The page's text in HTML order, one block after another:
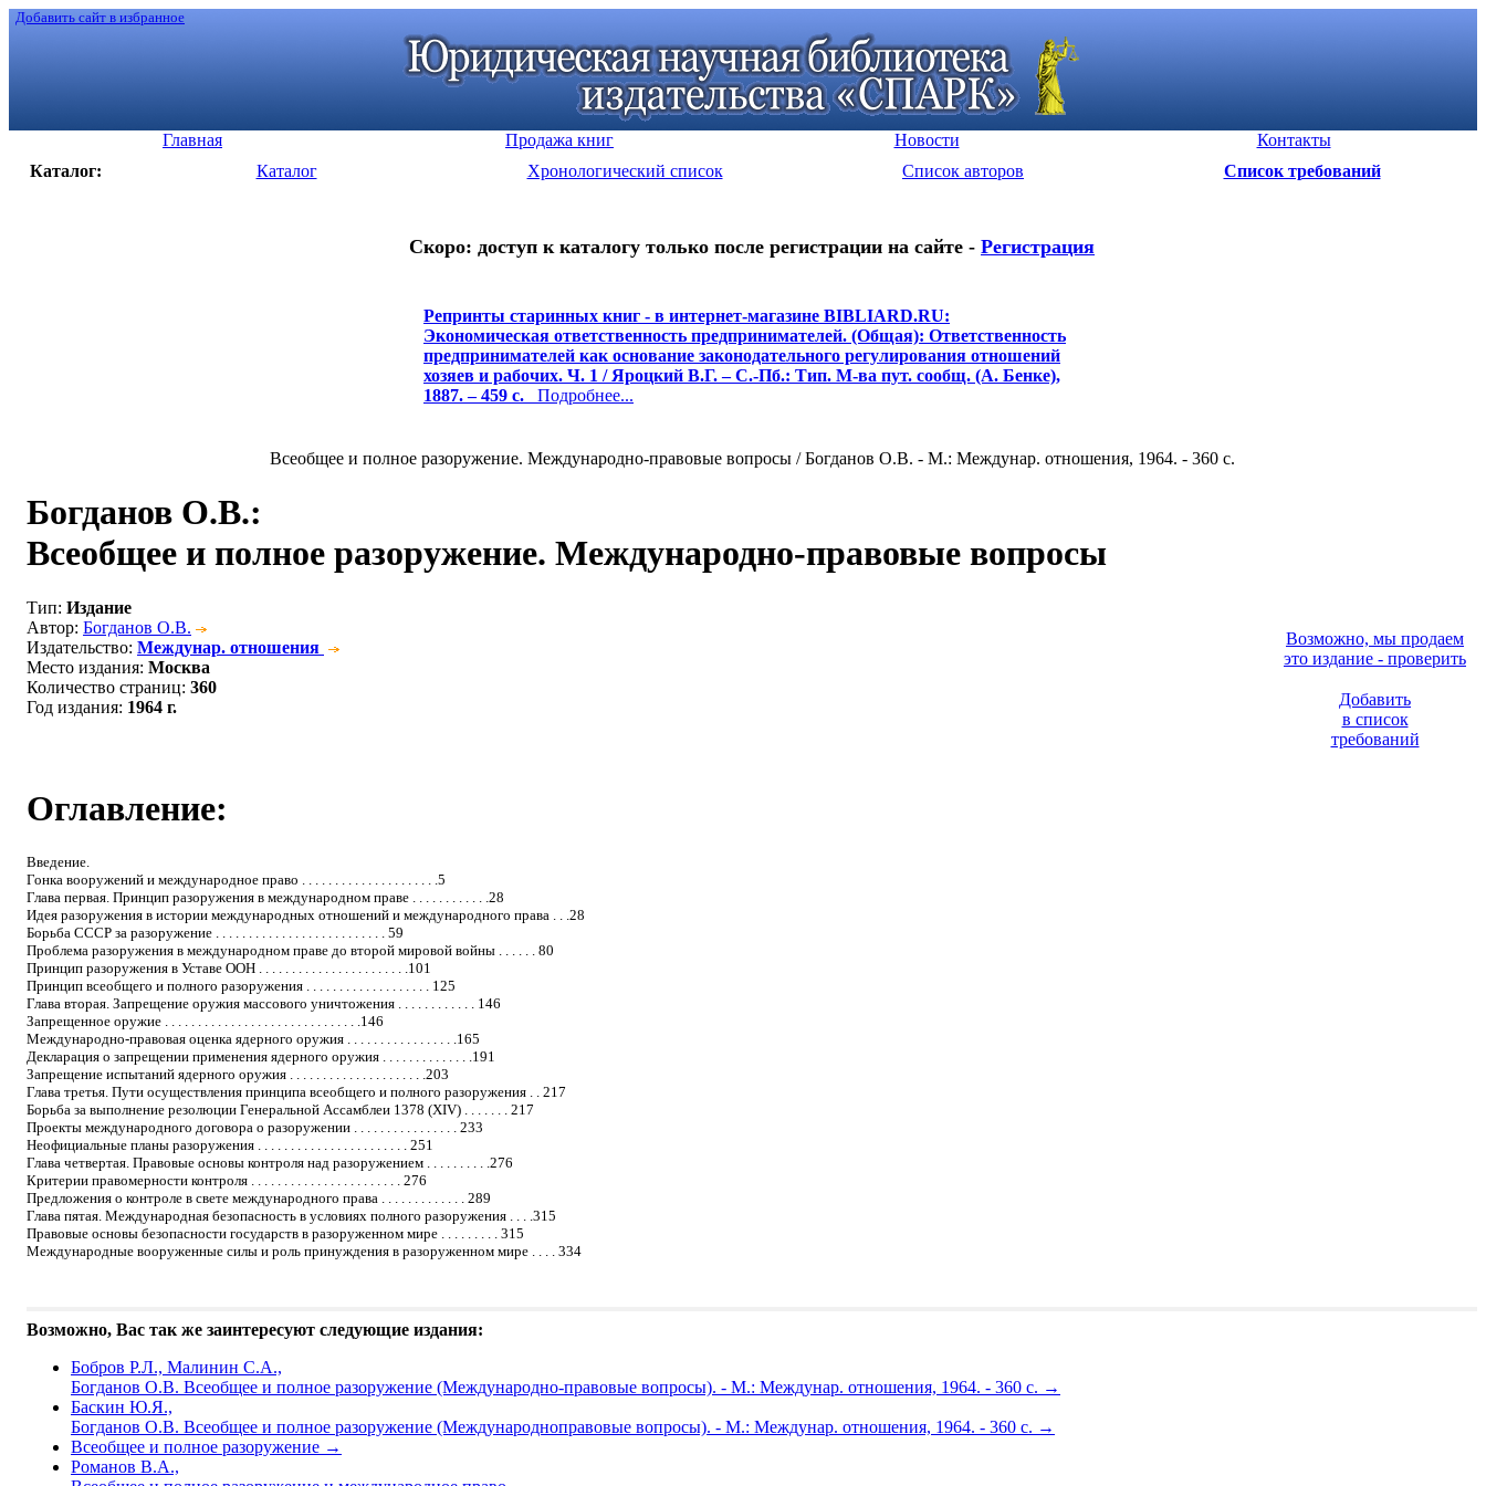
Добавить сайт в избранное
Главная Продажа книг Новости
Контакты
Каталог:
Каталог Хронологический список Список авторов Список требований
Скоро: доступ к каталогу только после регистрации на сайте - Регистрация
Репринты старинных книг - в интернет-магазине BIBLIARD.RU:
Экономическая ответственность предпринимателей. (Общая): Ответственность
предпринимателей как основание законодательного регулирования отношений
хозяев и рабочих. Ч. 1 / Яроцкий В.Г. – С.-Пб.: Тип. М-ва пут. сообщ. (А. Бенке),
1887. – 459 с. Подробнее...
Всеобщее и полное разоружение. Международно-правовые вопросы / Богданов О.В. - М.: Междунар. отношения, 1964. - 360 c.
Богданов О.В.:
Всеобщее и полное разоружение. Международно-правовые вопросы
Тип: Издание
Автор: Богданов О.В.
Издательство: Междунар. отношения
Место издания: Москва
Количество страниц: 360
Год издания: 1964 г.
Возможно, мы продаем
это издание - проверить
Добавить
в список
требований
Оглавление:
Введение.
Гонка вооружений и международное право . . . . . . . . . . . . . . . . . . . . .5
Глава первая. Принцип разоружения в международном праве . . . . . . . . . . . .28
Идея разоружения в истории международных отношений и международного права . . .28
Борьба СССР за разоружение . . . . . . . . . . . . . . . . . . . . . . . . . . 59
Проблема разоружения в международном праве до второй мировой войны . . . . . . 80
Принцип разоружения в Уставе ООН . . . . . . . . . . . . . . . . . . . . . . .101
Принцип всеобщего и полного разоружения . . . . . . . . . . . . . . . . . . . 125
Глава вторая. Запрещение оружия массового уничтожения . . . . . . . . . . . . 146
Запрещенное оружие . . . . . . . . . . . . . . . . . . . . . . . . . . . . . .146
Международно-правовая оценка ядерного оружия . . . . . . . . . . . . . . . . .165
Декларация о запрещении применения ядерного оружия . . . . . . . . . . . . . .191
Запрещение испытаний ядерного оружия . . . . . . . . . . . . . . . . . . . . .203
Глава третья. Пути осуществления принципа всеобщего и полного разоружения . . 217
Борьба за выполнение резолюции Генеральной Ассамблеи 1378 (XIV) . . . . . . . 217
Проекты международного договора о разоружении . . . . . . . . . . . . . . . . 233
Неофициальные планы разоружения . . . . . . . . . . . . . . . . . . . . . . . 251
Глава четвертая. Правовые основы контроля над разоружением . . . . . . . . . .276
Критерии правомерности контроля . . . . . . . . . . . . . . . . . . . . . . . 276
Предложения о контроле в свете международного права . . . . . . . . . . . . . 289
Глава пятая. Международная безопасность в условиях полного разоружения . . . .315
Правовые основы безопасности государств в разоруженном мире . . . . . . . . . 315
Международные вооруженные силы и роль принуждения в разоруженном мире . . . . 334
Возможно, Вас так же заинтересуют следующие издания:
Бобров Р.Л., Малинин С.А.,
Богданов О.В. Всеобщее и полное разоружение (Международно-правовые вопросы). - М.: Междунар. отношения, 1964. - 360 с. →
Баскин Ю.Я.,
Богданов О.В. Всеобщее и полное разоружение (Международноправовые вопросы). - М.: Междунар. отношения, 1964. - 360 с. →
Всеобщее и полное разоружение →
Романов В.А.,